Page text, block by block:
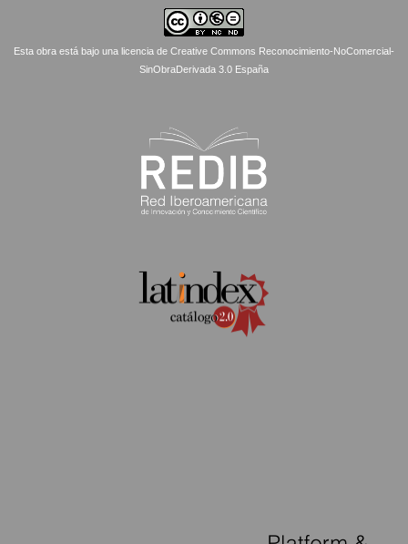
Esta obra está bajo una licencia de Creative Commons Reconocimiento-NoComercial-
SinObraDerivada 3.0 España